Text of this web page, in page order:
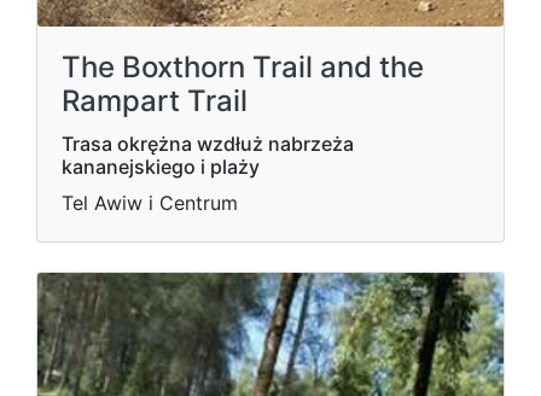
The Boxthorn Trail and the
Rampart Trail
Trasa okrężna wzdłuż nabrzeża
kananejskiego i plaży
Tel Awiw i Centrum